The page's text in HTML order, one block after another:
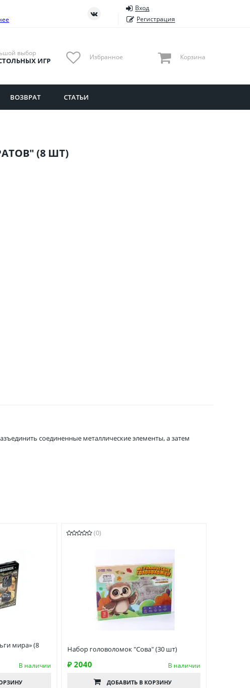
Тюменская область
Ульяновская область
Вход
Регистрация
выбор
ИГР Избранное Корзина
ВОЗВРАТ СТАТЬИ
(8 ШТ)
соединенные металлические элементы, а затем
мира» (8
В наличии
(0)
Набор головоломок "Сова" (30 шт)
₽ 2040 В наличии
ДОБАВИТЬ В КОРЗИНУ